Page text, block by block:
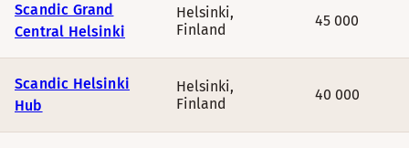
Scandic Grand
Central Helsinki
Helsinki,
Finland
45 000
Scandic Helsinki
Hub
Helsinki,
Finland
40 000